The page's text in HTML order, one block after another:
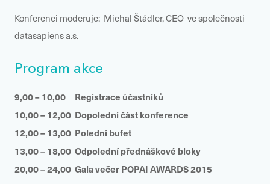
Konferenci moderuje: Michal Štádler, CEO ve společnosti
datasapiens a.s.
Program akce
9,00 – 10,00
Registrace účastníků
10,00 – 12,00 Dopolední část konference
12,00 – 13,00 Polední bufet
13,00 – 18,00 Odpolední přednáškové bloky
20,00 – 24,00 Gala večer POPAI AWARDS 2015